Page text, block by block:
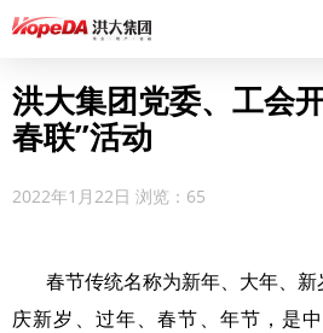
洪大集团党委、工会
春联”活动
2022年1月22日 浏览：65
春节传统名称为新年、大年、新
庆新岁、过年、春节、年节，是